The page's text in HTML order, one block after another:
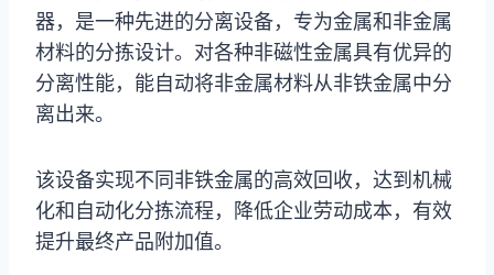
器，是一种先进的分离设备，专为金属和非金属
材料的分拣设计。对各种非磁性金属具有优异的
分离性能，能自动将非金属材料从非铁金属中分
离出来。
该设备实现不同非铁金属的高效回收，达到机械
化和自动化分拣流程，降低企业劳动成本，有效
提升最终产品附加值。